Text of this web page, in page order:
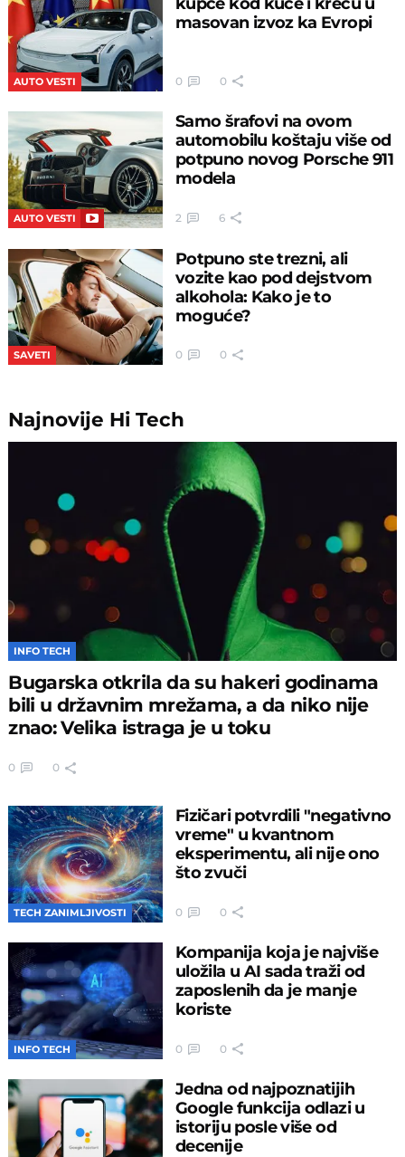
AUTO VESTI
masovan izvoz ka Evropi
0 0
AUTO VESTI
Samo šrafovi na ovom
automobilu koštaju više od
potpuno novog Porsche 911
modela
2 6
SAVETI
Potpuno ste trezni, ali
vozite kao pod dejstvom
alkohola: Kako je to
moguće?
0 0
Najnovije Hi Tech
INFO TECH
Bugarska otkrila da su hakeri godinama
bili u državnim mrežama, a da niko nije
znao: Velika istraga je u toku
0 0
TECH ZANIMLJIVOSTI
Fizičari potvrdili "negativno
vreme" u kvantnom
eksperimentu, ali nije ono
što zvuči
0 0
INFO TECH
Kompanija koja je najviše
uložila u AI sada traži od
zaposlenih da je manje
koriste
0 0
Jedna od najpoznatijih
Google funkcija odlazi u
istoriju posle više od
decenije